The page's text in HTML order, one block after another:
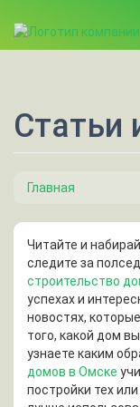
Статьи
Главная
Читайте и
следите за
строительство
успехах и
новостях,
того, какой дом
узнаете каким
домов в Омске
постройки тех